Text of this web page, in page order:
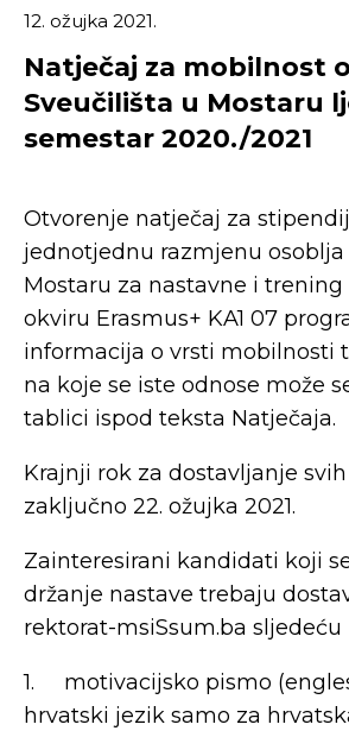
12. ožujka 2021.
Natječaj za mobilnost
Sveučilišta u Mostaru
semestar 2020./2021
Otvorenje natječaj za
jednotjednu razmjenu osoblja
Mostaru za nastavne i
okviru Erasmus+ KA1 07
informacija o vrsti mobilnosti
na koje se iste odnose može
tablici ispod teksta Natječaja.
Krajnji rok za dostavljanje
zaključno 22. ožujka 2021.
Zainteresirani kandidati koji
držanje nastave trebaju
rektorat-msiSsum.ba sljedeću
1. motivacijsko pismo
hrvatski jezik samo za